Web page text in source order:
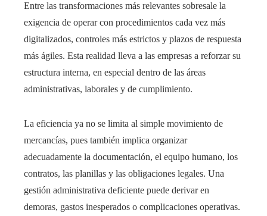
Entre las transformaciones más relevantes sobresale la
exigencia de operar con procedimientos cada vez más
digitalizados, controles más estrictos y plazos de respuesta
más ágiles. Esta realidad lleva a las empresas a reforzar su
estructura interna, en especial dentro de las áreas
administrativas, laborales y de cumplimiento.
La eficiencia ya no se limita al simple movimiento de
mercancías, pues también implica organizar
adecuadamente la documentación, el equipo humano, los
contratos, las planillas y las obligaciones legales. Una
gestión administrativa deficiente puede derivar en
demoras, gastos inesperados o complicaciones operativas.